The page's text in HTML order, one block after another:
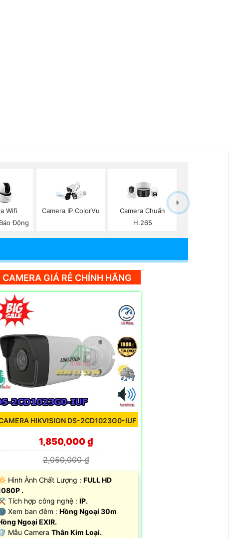
Wifi
Động
Camera IP ColorVu
Camera Chuẩn
H.265
CAMERA GIÁ RẺ CHÍNH HÃNG
HIKVISION DS-2CD1023G0-IUF
1,850,000 ₫
2,050,000 ₫
Hình Ành Chất Lượng : FULL HD
.
Tích hợp công nghệ : IP.
Xem ban đêm : Hồng Ngoại 30m
Ngoại EXIR.
Mẫu Camera Thân Kim Loại.